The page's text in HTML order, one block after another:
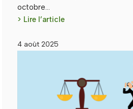
octobre…
> Lire l’article
4 août 2025